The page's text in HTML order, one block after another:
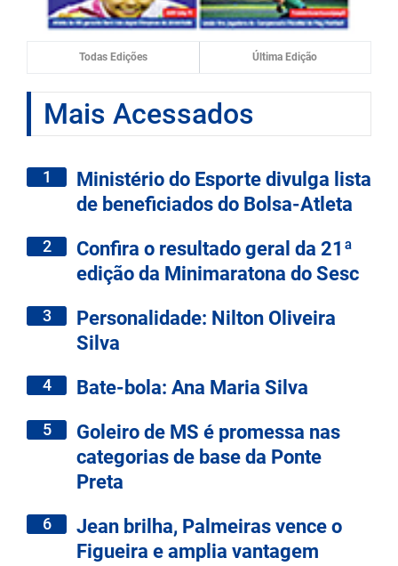
Todas Edições Última Edição
Mais Acessados
1
Ministério do Esporte divulga lista
de beneficiados do Bolsa-Atleta
2
Confira o resultado geral da 21ª
edição da Minimaratona do Sesc
3
Personalidade: Nilton Oliveira
Silva
4 Bate-bola: Ana Maria Silva
5
Goleiro de MS é promessa nas
categorias de base da Ponte
Preta
6
Jean brilha, Palmeiras vence o
Figueira e amplia vantagem